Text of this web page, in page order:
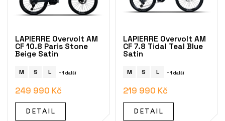
LAPIERRE Overvolt AM
CF 10.8 Paris Stone
Beige Satin
M S L + 1 další
249 990 Kč
DETAIL
LAPIERRE Overvolt AM
CF 7.8 Tidal Teal Blue
Satin
M S L + 1 další
219 990 Kč
DETAIL